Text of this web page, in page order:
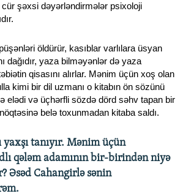
cür şəxsi dəyərləndirmələr psixoloji
öldürür, kasıblar varlılara üsyan
dağıdır, yaza bilməyənlər də yaza
qisasını alırlar. Mənim üçün xoş olan
kimi bir dil uzmanı o kitabın ön sözünü
elədi və üçhərfli sözdə dörd səhv tapan bir
belə toxunmadan kitaba saldı.
tanıyır. Mənim üçün
qələm adamının bir-birindən niyə
Əsəd Cahangirlə sənin